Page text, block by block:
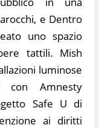
e Dentro
uno spazio
tattili. Mish
luminose
Amnesty
Safe U di
ai diritti